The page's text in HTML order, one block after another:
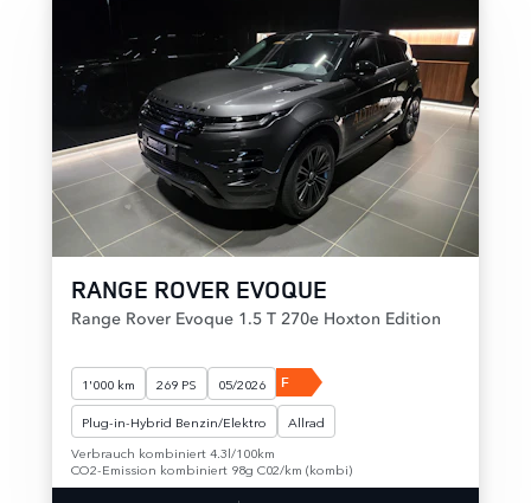
RANGE ROVER EVOQUE
Range Rover Evoque 1.5 T 270e Hoxton Edition
1'000 km 269 PS 05/2026 F
Plug-in-Hybrid Benzin/Elektro
Allrad
Verbrauch kombiniert 4.3l/100km
CO2-Emission kombiniert 98g C02/km (kombi)